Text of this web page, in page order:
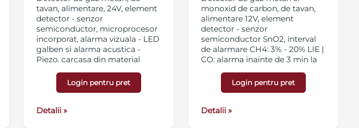
tavan, alimentare, 24V, element
detector - senzor
semiconductor, microprocesor
incorporat, alarma vizuala - LED
galben si alarma acustica -
Piezo, carcasa din material
instalare si intretinere usoare
Login pentru pret
Detalii »
monoxid de carbon, de tavan,
alimentare 12V, element
detector - senzor
semiconductor SnO2, interval
de alarmare CH4: 3% - 20% LIE |
CO: alarma inainte de 3 min la
Buzzer piezo, alarma optica -
LED Galben (CH4) si LED Rosu
COM/NO sau COM/NC,
Login pentru pret
Detalii »